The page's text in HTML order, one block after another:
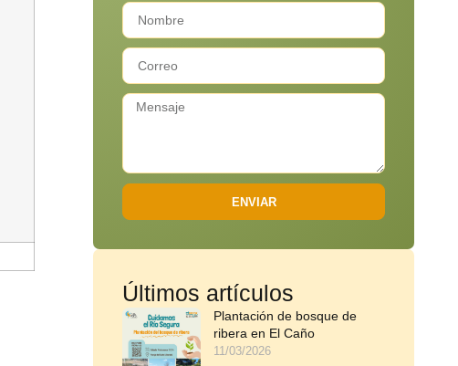
ENVIAR
Últimos artículos
Plantación de bosque de
ribera en El Caño
11/03/2026